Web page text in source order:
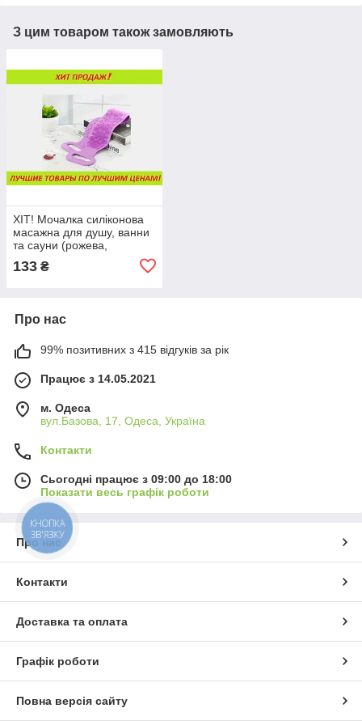
З цим товаром також замовляють
ХІТ! Мочалка силіконова
масажна для душу, ванни
та сауни (рожева,
133 ₴
Про нас
99% позитивних з 415 відгуків за рік
Працює з 14.05.2021
м. Одеса
вул.Базова, 17, Одеса, Україна
Контакти
Сьогодні працює з 09:00 до 18:00
Показати весь графік роботи
Про нас
Контакти
Доставка та оплата
Графік роботи
Повна версія сайту
КНОПКА
ЗВ'ЯЗКУ